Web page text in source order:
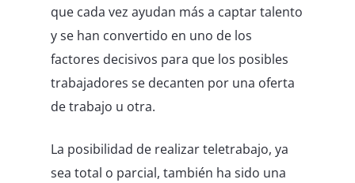
que cada vez ayudan más a captar talento
y se han convertido en uno de los
factores decisivos para que los posibles
trabajadores se decanten por una oferta
de trabajo u otra.
La posibilidad de realizar teletrabajo, ya
sea total o parcial, también ha sido una